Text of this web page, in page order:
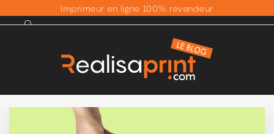
Imprimeur en ligne 100% revendeur